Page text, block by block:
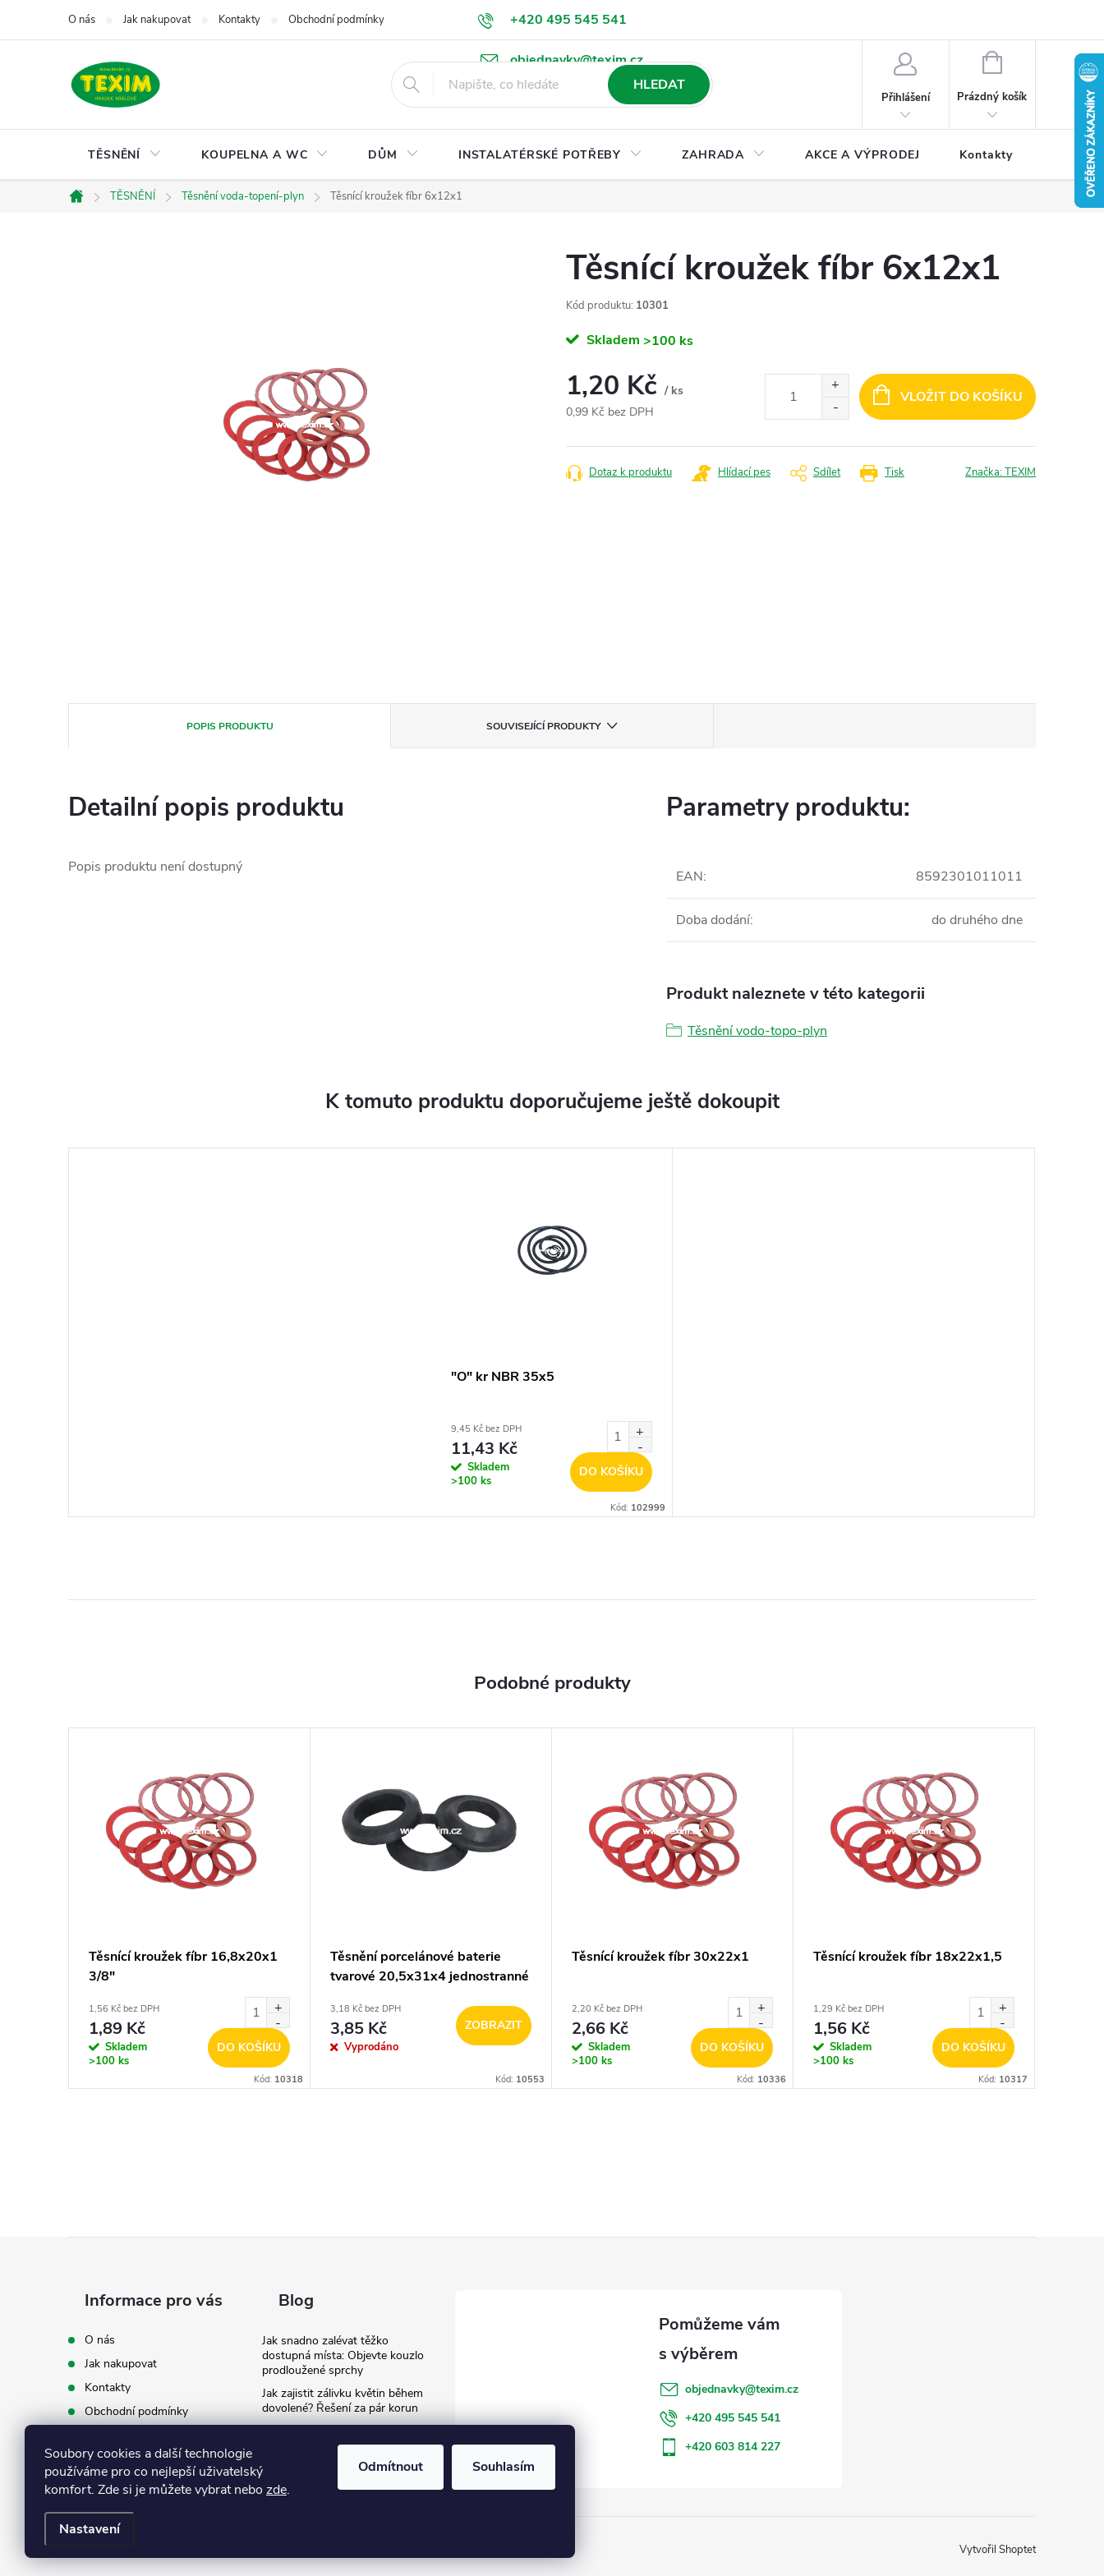
Soubory cookies a další technologie
používáme pro co nejlepší uživatelský
komfort. Zde si je můžete vybrat nebo zde.
Nastavení
Odmítnout Souhlasím
+420 495 545 541
objednavky@texim.cz
O nás Jak nakupovat Kontakty Obchodní podmínky Podmínky ochrany osobních údajů Ke stažení
HLEDAT
Přihlášení
NÁKUPNÍ
Prázdný košík
TĚSNĚNÍ KOUPELNA A WC DŮM INSTALATÉRSKÉ POTŘEBY ZAHRADA AKCE A VÝPRODEJ Kontakty
Domů
TĚSNĚNÍ Těsnění voda-topení-plyn Těsnící kroužek fíbr 6x12x1
Těsnící kroužek fíbr 6x12x1
Kód produktu: 10301
Skladem >100 ks
1,20 Kč / ks
0,99 Kč bez DPH
cena:
VLOŽIT DO KOŠÍKU
Tisk
Dotaz k produktu Hlídací pes Sdílet Značka:TEXIM
POPIS PRODUKTU SOUVISEJÍCÍ PRODUKTY
Detailní popis produktu
Popis produktu není dostupný
Parametry produktu:
EAN: 8592301011011
Doba dodání: do druhého dne
Produkt naleznete v této kategorii
Těsnění vodo-topo-plyn
K tomuto produktu doporučujeme ještě dokoupit
"O" kr NBR 35x5
9,45 Kč bez DPH
11,43 Kč
Skladem
>100 ks
DO KOŠÍKU
Kód: 102999
Těsnící kroužek fíbr 16,8x20x1
3/8"
1,56 Kč bez DPH
1,89 Kč
Skladem
>100 ks
DO KOŠÍKU
Kód: 10318
Těsnění porcelánové baterie
tvarové 20,5x31x4 jednostranné
3,18 Kč bez DPH
3,85 Kč
Vyprodáno
ZOBRAZIT
Kód: 10553
Těsnící kroužek fíbr 30x22x1
2,20 Kč bez DPH
2,66 Kč
Skladem
>100 ks
DO KOŠÍKU
Kód: 10336
Těsnící kroužek fíbr 18x22x1,5
1,29 Kč bez DPH
1,56 Kč
Skladem
>100 ks
DO KOŠÍKU
Kód: 10317
Informace pro vás
O nás
Jak nakupovat
Kontakty
Obchodní podmínky
údajů
Ke stažení
Blog
Jak snadno zalévat těžko
dostupná místa: Objevte kouzlo
prodloužené sprchy
Jak zajistit zálivku květin během
dovolené? Řešení za pár korun
záda při zalévání
objednavky@texim.cz
+420 495 545 541
+420 603 814 227
Vytvořil Shoptet